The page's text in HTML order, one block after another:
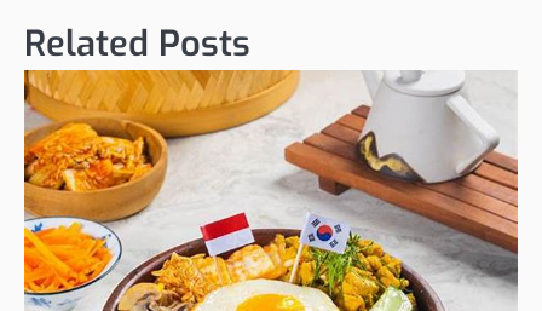
Related Posts